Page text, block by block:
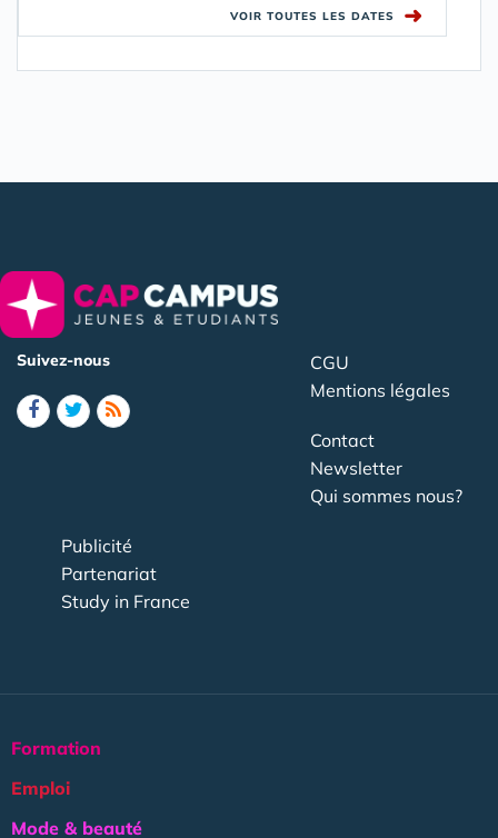
VOIR TOUTES LES DATES ➜
Suivez-nous
CGU
Mentions légales
Contact
Newsletter
Qui sommes nous?
Publicité
Partenariat
Study in France
Formation
Emploi
Mode & beauté